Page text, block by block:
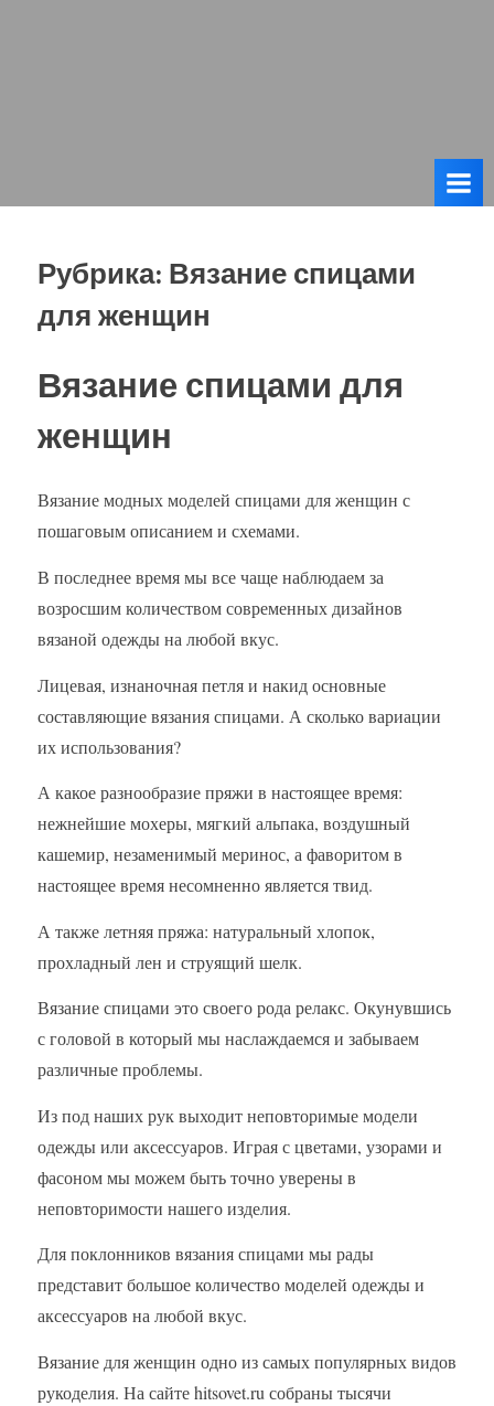
Рубрика: Вязание спицами
для женщин
Вязание спицами для
женщин
Вязание модных моделей спицами для женщин с
пошаговым описанием и схемами.
В последнее время мы все чаще наблюдаем за
возросшим количеством современных дизайнов
вязаной одежды на любой вкус.
Лицевая, изнаночная петля и накид основные
составляющие вязания спицами. А сколько вариации
их использования?
А какое разнообразие пряжи в настоящее время:
нежнейшие мохеры, мягкий альпака, воздушный
кашемир, незаменимый меринос, а фаворитом в
настоящее время несомненно является твид.
А также летняя пряжа: натуральный хлопок,
прохладный лен и струящий шелк.
Вязание спицами это своего рода релакс. Окунувшись
с головой в который мы наслаждаемся и забываем
различные проблемы.
Из под наших рук выходит неповторимые модели
одежды или аксессуаров. Играя с цветами, узорами и
фасоном мы можем быть точно уверены в
неповторимости нашего изделия.
Для поклонников вязания спицами мы рады
представит большое количество моделей одежды и
аксессуаров на любой вкус.
Вязание для женщин одно из самых популярных видов
рукоделия. На сайте hitsovet.ru собраны тысячи